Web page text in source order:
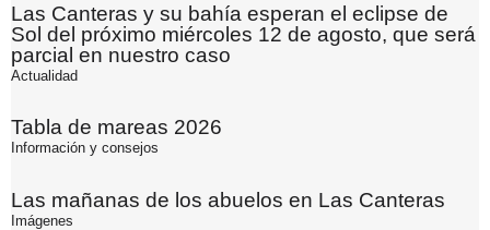
Las Canteras y su bahía esperan el eclipse de
Sol del próximo miércoles 12 de agosto, que será
parcial en nuestro caso
Actualidad
Tabla de mareas 2026
Información y consejos
Las mañanas de los abuelos en Las Canteras
Imágenes